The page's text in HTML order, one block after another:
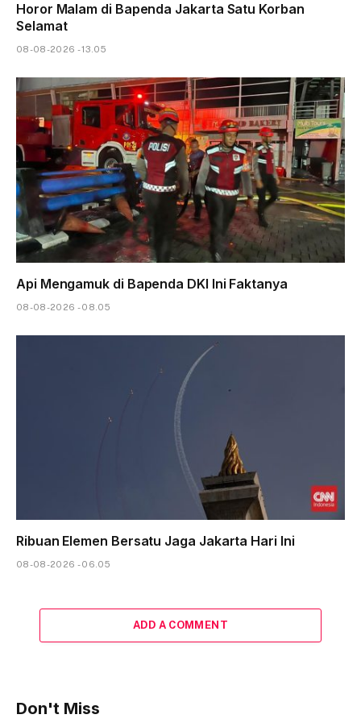
Horor Malam di Bapenda Jakarta Satu Korban
Selamat
08-08-2026 - 13.05
Api Mengamuk di Bapenda DKI Ini Faktanya
08-08-2026 - 08.05
Ribuan Elemen Bersatu Jaga Jakarta Hari Ini
08-08-2026 - 06.05
ADD A COMMENT
Don't Miss